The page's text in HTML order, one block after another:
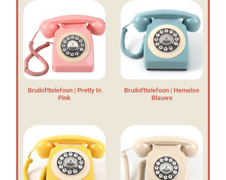
Bruilofttelefoon | Pretty In
Pink
Bruilofttelefoon | Hemelse
Blauwe